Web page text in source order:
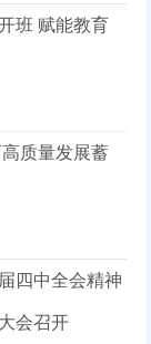
班 赋能教育
质量发展蓄
四中全会精神
会召开